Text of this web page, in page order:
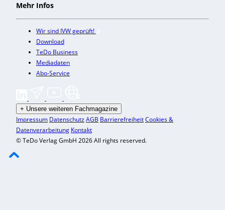
Mehr Infos
Wir sind IVW geprüft!
Download
TeDo Business
Mediadaten
Abo-Service
+ Unsere weiteren Fachmagazine
Impressum DatenschutzAGB BarrierefreiheitCookies &
Datenverarbeitung Kontakt
© TeDo Verlag GmbH 2026 All rights reserved.